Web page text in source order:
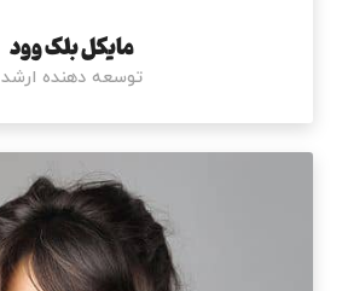
مایکل بلک وود
توسعه دهنده ارشد